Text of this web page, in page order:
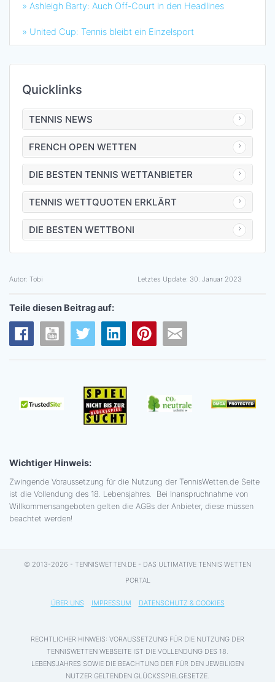
» Ashleigh Barty: Auch Off-Court in den Headlines
» United Cup: Tennis bleibt ein Einzelsport
Quicklinks
TENNIS NEWS
FRENCH OPEN WETTEN
DIE BESTEN TENNIS WETTANBIETER
TENNIS WETTQUOTEN ERKLÄRT
DIE BESTEN WETTBONI
Autor: Tobi Letztes Update: 30. Januar 2023
Teile diesen Beitrag auf:
Wichtiger Hinweis:
Zwingende Voraussetzung für die Nutzung der TennisWetten.de Seite
ist die Vollendung des 18. Lebensjahres. Bei Inanspruchnahme von
Willkommensangeboten gelten die AGBs der Anbieter, diese müssen
beachtet werden!
© 2013-2026 - TENNISWETTEN.DE - DAS ULTIMATIVE TENNIS WETTEN
PORTAL
ÜBER UNS IMPRESSUM DATENSCHUTZ & COOKIES
RECHTLICHER HINWEIS: VORAUSSETZUNG FÜR DIE NUTZUNG DER
TENNISWETTEN WEBSEITE IST DIE VOLLENDUNG DES 18.
LEBENSJAHRES SOWIE DIE BEACHTUNG DER FÜR DEN JEWEILIGEN
NUTZER GELTENDEN GLÜCKSSPIELGESETZE.